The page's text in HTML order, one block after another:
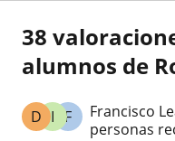
38
alumnos de
F
I
D
Francisco
personas